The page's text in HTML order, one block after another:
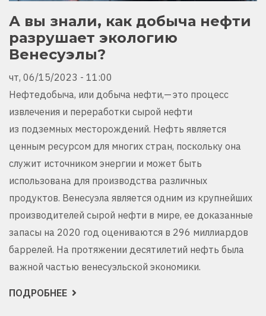
А вы знали, как добыча нефти
разрушает экологию
Венесуэлы?
чт, 06/15/2023 - 11:00
Нефтедобыча, или добыча нефти,— это процесс
извлечения и переработки сырой нефти
из подземных месторождений. Нефть является
ценным ресурсом для многих стран, поскольку она
служит источником энергии и может быть
использована для производства различных
продуктов. Венесуэла является одним из крупнейших
производителей сырой нефти в мире, ее доказанные
запасы на 2020 год оцениваются в 296 миллиардов
баррелей. На протяжении десятилетий нефть была
важной частью венесуэльской экономики.
ПОДРОБНЕЕ О